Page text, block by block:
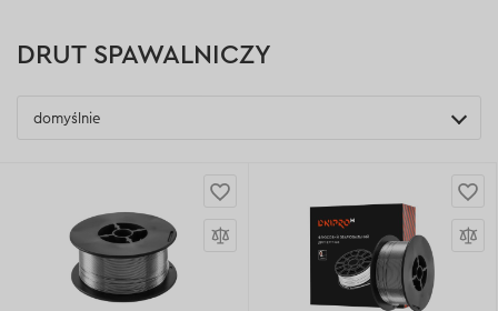
DRUT SPAWALNICZY
domyślnie